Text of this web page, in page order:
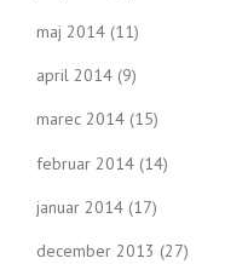
maj 2014 (11)
april 2014 (9)
marec 2014 (15)
februar 2014 (14)
januar 2014 (17)
december 2013 (27)